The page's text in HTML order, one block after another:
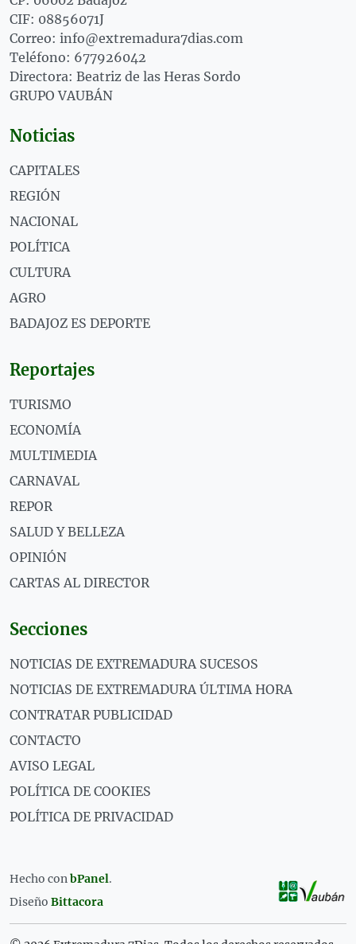
CIF: 08856071J
Correo: info@extremadura7dias.com
Teléfono: 677926042
Directora: Beatriz de las Heras Sordo
GRUPO VAUBÁN
Noticias
CAPITALES
REGIÓN
NACIONAL
POLÍTICA
CULTURA
AGRO
BADAJOZ ES DEPORTE
Reportajes
TURISMO
ECONOMÍA
MULTIMEDIA
CARNAVAL
REPOR
SALUD Y BELLEZA
OPINIÓN
CARTAS AL DIRECTOR
Secciones
NOTICIAS DE EXTREMADURA SUCESOS
NOTICIAS DE EXTREMADURA ÚLTIMA HORA
CONTRATAR PUBLICIDAD
CONTACTO
AVISO LEGAL
POLÍTICA DE COOKIES
POLÍTICA DE PRIVACIDAD
Hecho conbPanel.
Diseño Bittacora